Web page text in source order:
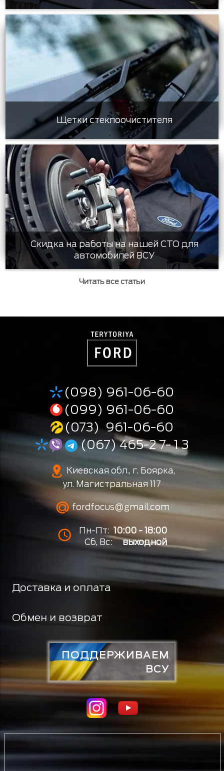
Щетки стеклоочистителя
Скидка на работы на нашей СТО для
автомобилей ВСУ
Читать все статьи
(098) 961-06-60
(099) 961-06-60
(073) 961-06-60
(067) 465-2 7- 1 3
Киевская обл., г. Боярка,
ул. Магистральная 117
fordfocus@gmail.com
Пн-Пт: 10:00 - 18:00
Сб, Вс:
выходной
Доставка и оплата
Обмен и возврат
ПОДДЕРЖИВАЕМ
ВСУ